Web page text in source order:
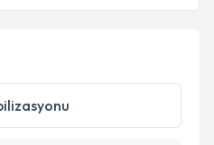
ilişkinAydınlatma
kişisel verilerimin belirtilen
kabul ediyorum.